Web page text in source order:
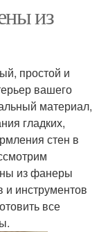
из
простой и
вашего
материал,
гладких,
стен в
из фанеры
и инструментов
все